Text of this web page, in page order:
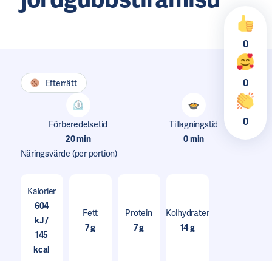
0
0
0
Efterrätt
Förberedelsetid
20 min
Tillagningstid
0 min
Näringsvärde (per portion)
Kalorier
604
kJ /
145
kcal
Fett
7 g
Protein
7 g
Kolhydrater
14 g